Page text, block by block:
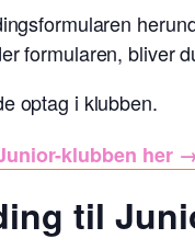
formularen, bliver
optag i klubben.
klubben her →
til